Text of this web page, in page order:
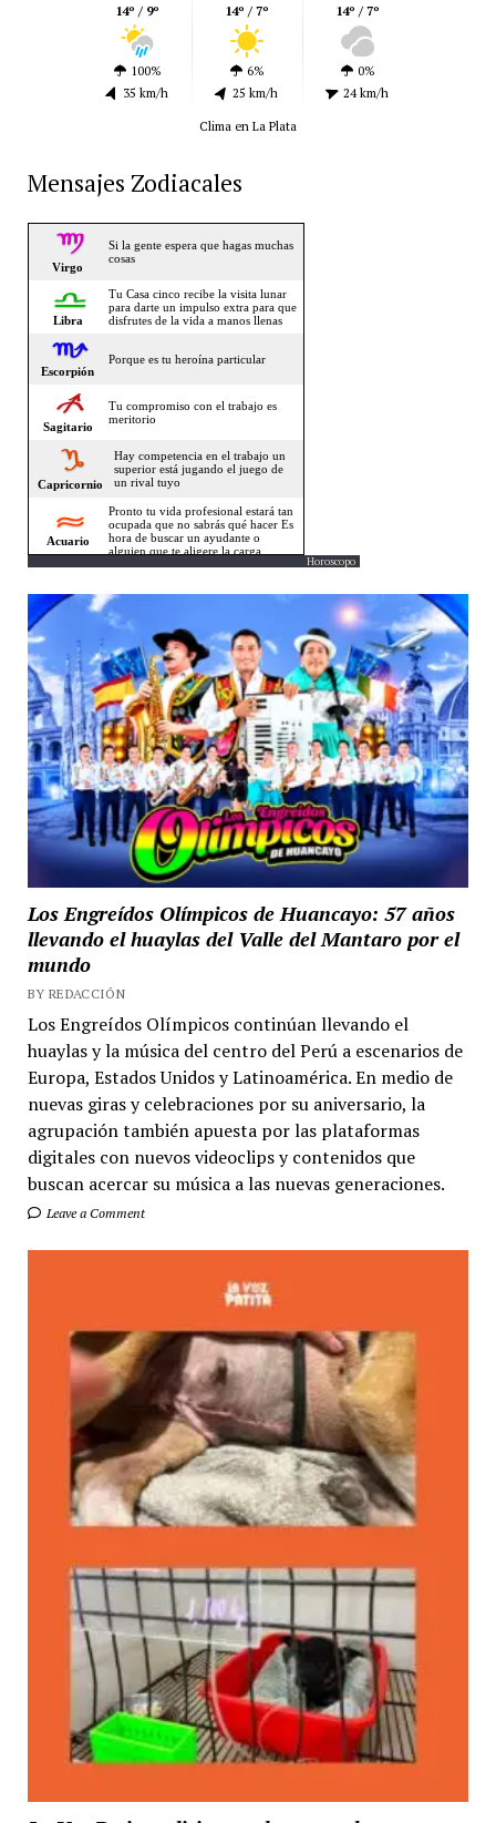
14º / 9º
100%
35 km/h
14º / 7º
6%
25 km/h
14º / 7º
0%
24 km/h
Clima en La Plata
Mensajes Zodiacales
Horoscopo
Los Engreídos Olímpicos de Huancayo: 57 años
llevando el huaylas del Valle del Mantaro por el
mundo
BY REDACCIÓN
Los Engreídos Olímpicos continúan llevando el
huaylas y la música del centro del Perú a escenarios de
Europa, Estados Unidos y Latinoamérica. En medio de
nuevas giras y celebraciones por su aniversario, la
agrupación también apuesta por las plataformas
digitales con nuevos videoclips y contenidos que
buscan acercar su música a las nuevas generaciones.
Leave a Comment